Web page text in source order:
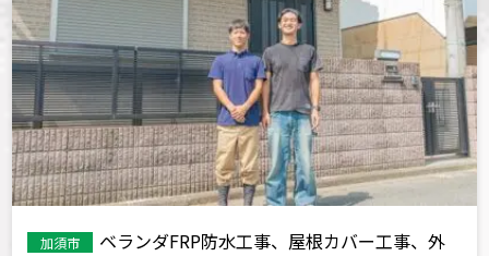
加須市
ベランダFRP防水工事、屋根カバー工事、外